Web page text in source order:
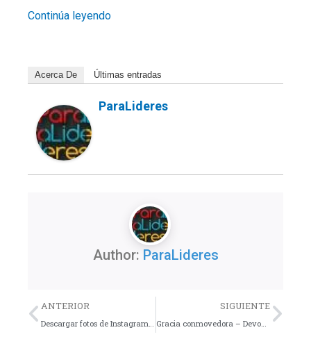
Continúa leyendo
Acerca De Últimas entradas
ParaLideres
Author: ParaLideres
Previo
ANTERIOR
Descargar fotos de Instagram de una forma rápida y segura
SIGUIENTE
Gracia conmovedora – Devocional